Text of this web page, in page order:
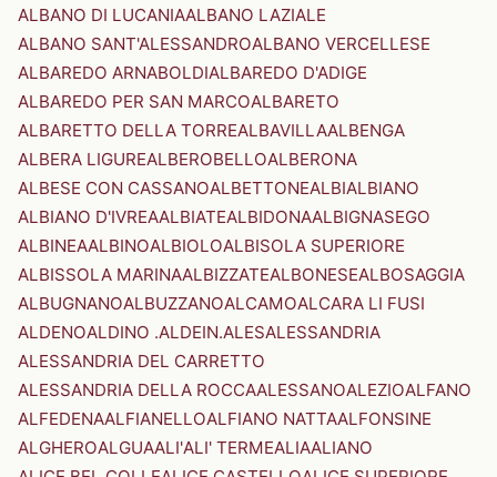
ALBANO DI LUCANIAALBANO LAZIALE
ALBANO SANT'ALESSANDROALBANO VERCELLESE
ALBAREDO ARNABOLDIALBAREDO D'ADIGE
ALBAREDO PER SAN MARCOALBARETO
ALBARETTO DELLA TORREALBAVILLAALBENGA
ALBERA LIGUREALBEROBELLOALBERONA
ALBESE CON CASSANOALBETTONEALBIALBIANO
ALBIANO D'IVREAALBIATEALBIDONAALBIGNASEGO
ALBINEAALBINOALBIOLOALBISOLA SUPERIORE
ALBISSOLA MARINAALBIZZATEALBONESEALBOSAGGIA
ALBUGNANOALBUZZANOALCAMOALCARA LI FUSI
ALDENOALDINO .ALDEIN.ALESALESSANDRIA
ALESSANDRIA DEL CARRETTO
ALESSANDRIA DELLA ROCCAALESSANOALEZIOALFANO
ALFEDENAALFIANELLOALFIANO NATTAALFONSINE
ALGHEROALGUAALI'ALI' TERMEALIAALIANO